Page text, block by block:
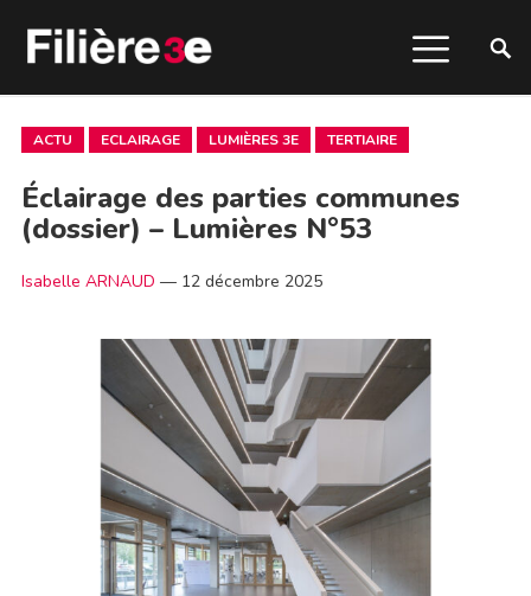
ACTU ECLAIRAGE LUMIÈRES 3E TERTIAIRE
Éclairage des parties communes
(dossier) – Lumières N°53
Isabelle ARNAUD — 12 décembre 2025